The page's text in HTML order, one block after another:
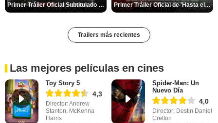
Primer Tráiler Oficial Subtitulado de 'Una última aventura: Detrás de cámaras de Stranger Things 5' Primer Tráiler Oficial de 'Hasta el fin del mundo'
Trailers más recientes
Las mejores películas en cines
Toy Story 5
4,3
Director: Andrew
Stanton, McKenna
Harris
Spider-Man: Un
Nuevo Día
4,0
Director: Destin Daniel
Cretton